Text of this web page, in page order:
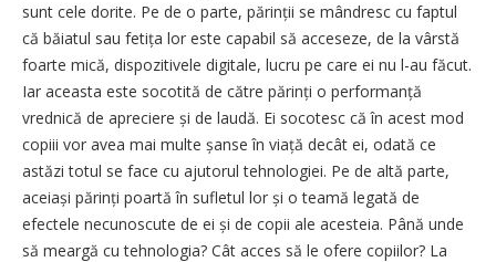
sunt cele dorite. Pe de o parte, părinții se mândresc cu faptul
că băiatul sau fetița lor este capabil să acceseze, de la vârstă
foarte mică, dispozitivele digitale, lucru pe care ei nu l-au făcut.
Iar aceasta este socotită de către părinți o performanță
vrednică de apreciere și de laudă. Ei socotesc că în acest mod
copiii vor avea mai multe șanse în viață decât ei, odată ce
astăzi totul se face cu ajutorul tehnologiei. Pe de altă parte,
aceiași părinți poartă în sufletul lor și o teamă legată de
efectele necunoscute de ei și de copii ale acesteia. Până unde
să meargă cu tehnologia? Cât acces să le ofere copiilor? La